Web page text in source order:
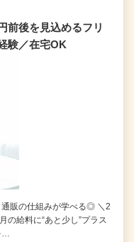
前後を見込めるフリ
験／在宅OK
販の仕組みが学べる◎ ＼2
の給料に“あと少し”プラス
…